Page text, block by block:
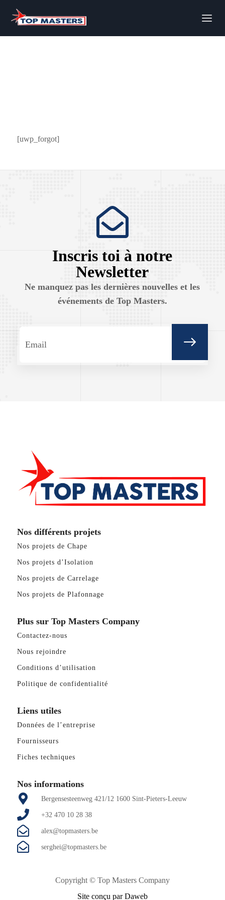
[uwp_forgot]
Inscris toi à notre
Newsletter
Ne manquez pas les dernières nouvelles et les
événements de Top Masters.
Nos différents projets
Nos projets de Chape
Nos projets d’Isolation
Nos projets de Carrelage
Nos projets de Plafonnage
Plus sur Top Masters Company
Contactez-nous
Nous rejoindre
Conditions d’utilisation
Politique de confidentialité
Liens utiles
Données de l’entreprise
Fournisseurs
Fiches techniques
Nos informations
Bergensesteenweg 421/12 1600 Sint-Pieters-Leeuw
+32 470 10 28 38
alex@topmasters.be
serghei@topmasters.be
Copyright © Top Masters Company
Site conçu par Daweb